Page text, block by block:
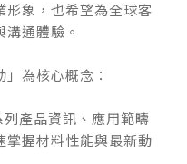
形象，也希望為全球客
通體驗。
為核心概念：
產品資訊、應用範疇
掌握材料性能與最新動